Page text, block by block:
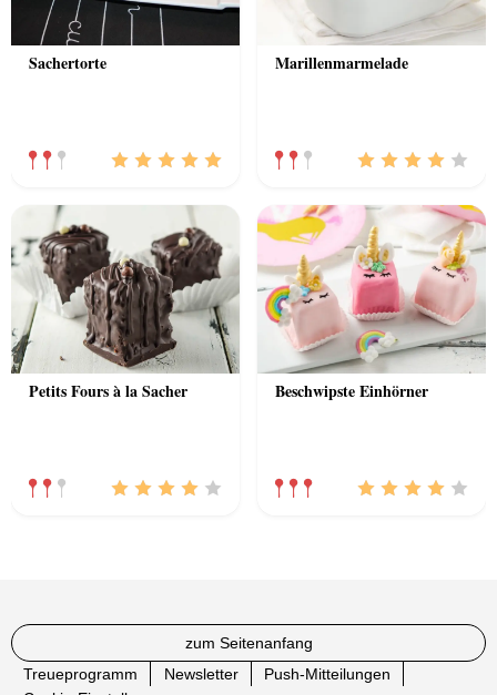
Sachertorte Marillenmarmelade
Petits Fours à la Sacher Beschwipste Einhörner
zum Seitenanfang
Treueprogramm
Newsletter
Push-Mitteilungen